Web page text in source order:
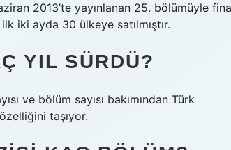
2013’te yayınlanan 25. bölümüyle
ilk iki ayda 30 ülkeye satılmıştır.
YIL SÜRDÜ?
ve bölüm sayısı bakımından Türk
taşıyor.